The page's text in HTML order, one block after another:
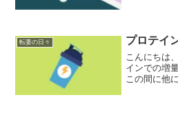
ることが判
転妻の日々 プロテイ
こんにちは
インでの増
この間に他